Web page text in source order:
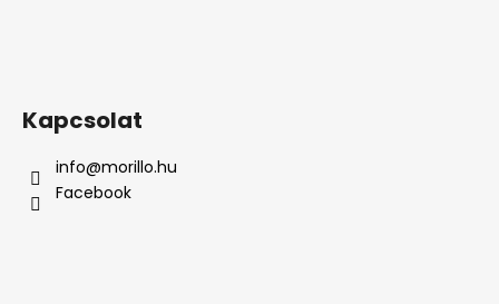
Kapcsolat
info@morillo.hu
Facebook